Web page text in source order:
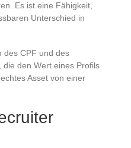
Es ist eine Fähigkeit,
Unterschied in
des CPF und des
den Wert eines Profils
Asset von einer